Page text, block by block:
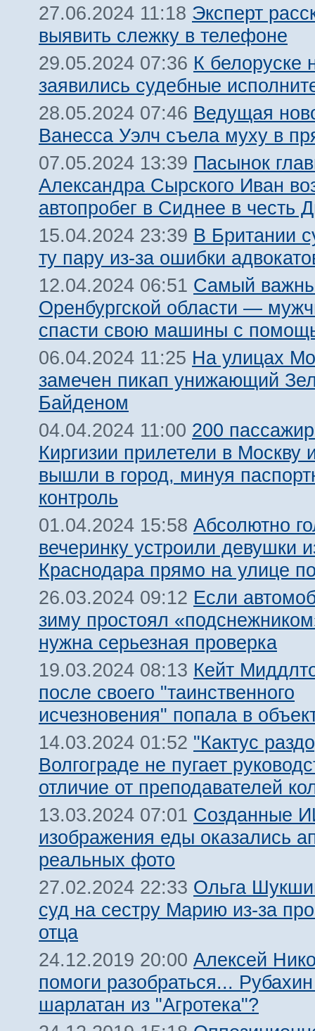
27.06.2024 11:18 Эксперт
выявить слежку в телефоне
29.05.2024 07:36 К белоруске
заявились судебные
28.05.2024 07:46 Ведущая
Ванесса Уэлч съела муху в
07.05.2024 13:39 Пасынок
Александра Сырского Иван
автопробег в Сиднее в честь
15.04.2024 23:39 В Британии
ту пару из-за ошибки
12.04.2024 06:51 Самый
Оренбургской области —
спасти свою машины с
06.04.2024 11:25 На улицах
замечен пикап унижающий
Байденом
04.04.2024 11:00 200
Киргизии прилетели в Москву
вышли в город, минуя
контроль
01.04.2024 15:58 Абсолютно
вечеринку устроили девушки
Краснодара прямо на улице
26.03.2024 09:12 Если
зиму простоял
нужна серьезная проверка
19.03.2024 08:13 Кейт
после своего "таинственного
исчезновения" попала в
14.03.2024 01:52 "Кактус
Волгограде не пугает
отличие от преподавателей
13.03.2024 07:01 Созданные
изображения еды оказались
реальных фото
27.02.2024 22:33 Ольга
суд на сестру Марию из-за
отца
24.12.2019 20:00 Алексей
помоги разобраться...
шарлатан из "Агротека"?